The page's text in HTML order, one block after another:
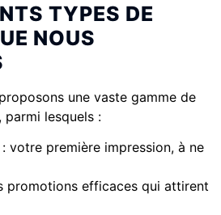
TYPES DE
NOUS
une vaste gamme de
parmi lesquels :
: votre première impression, à ne
promotions efficaces qui attirent